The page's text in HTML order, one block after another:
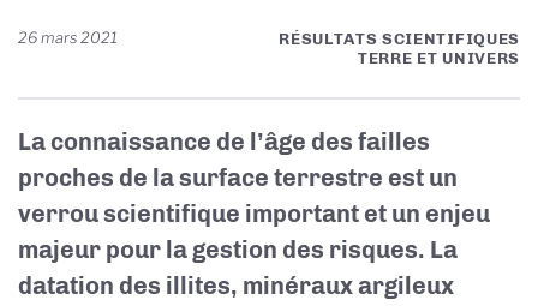
26 mars 2021
RÉSULTATS SCIENTIFIQUES
TERRE ET UNIVERS
La connaissance de l’âge des failles
proches de la surface terrestre est un
verrou scientifique important et un enjeu
majeur pour la gestion des risques. La
datation des illites, minéraux argileux